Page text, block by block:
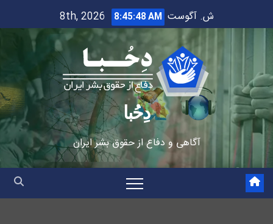
to
ش. آگوست 8th, 2026 8:45:49 AM
دِحُبا
آگاهی و دفاع از حقوق بشر ایران